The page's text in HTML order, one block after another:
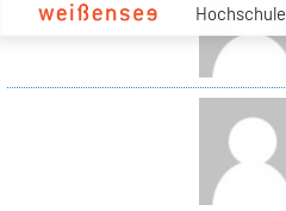
Hochschule